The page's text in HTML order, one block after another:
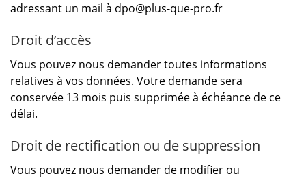
adressant un mail à dpo@plus-que-pro.fr
Droit d’accès
Vous pouvez nous demander toutes informations
relatives à vos données. Votre demande sera
conservée 13 mois puis supprimée à échéance de ce
délai.
Droit de rectification ou de suppression
Vous pouvez nous demander de modifier ou